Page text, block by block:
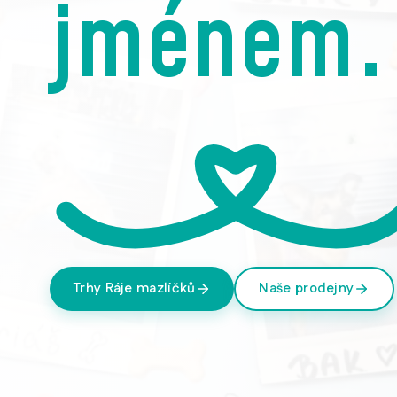
jménem.
Trhy Ráje mazlíčků Naše prodejny